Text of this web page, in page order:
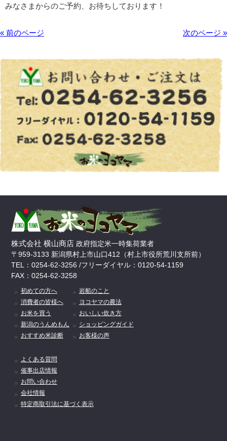
みなさまからのご予約、お待ちしております！
« 前のページ 次のページ »
株式会社 横山商店 政府指定米一時集荷業者
〒959-3133 新潟県村上市山口412（村上市役所荒川支所前）
TEL：0254-62-3256 /フリーダイヤル：0120-54-1159
FAX：0254-62-3258
初めての方へ
消費者の皆様へ
お米を買う
新潟のうんめもん
おすすめ米診断
岩船のこと
ヨコヤマの農法
おいしい炊き方
ショッピングガイド
お客様の声
よくある質問
催事出店情報
お問い合わせ
会社情報
特定商取引法に基づく表示